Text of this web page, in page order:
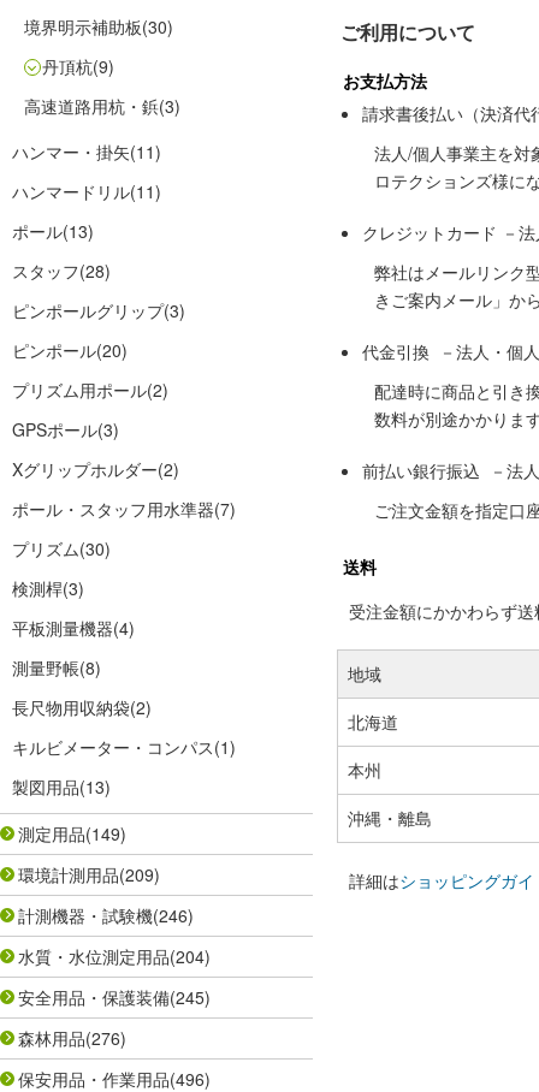
境界明示補助板(30)
丹頂杭(9)
高速道路用杭・鋲(3)
ハンマー・掛矢(11)
ハンマードリル(11)
ポール(13)
スタッフ(28)
ピンポールグリップ(3)
ピンポール(20)
プリズム用ポール(2)
GPSポール(3)
Xグリップホルダー(2)
ポール・スタッフ用水準器(7)
プリズム(30)
検測桿(3)
平板測量機器(4)
測量野帳(8)
長尺物用収納袋(2)
キルビメーター・コンパス(1)
製図用品(13)
測定用品(149)
環境計測用品(209)
計測機器・試験機(246)
水質・水位測定用品(204)
安全用品・保護装備(245)
森林用品(276)
保安用品・作業用品(496)
ご利用について
お支払方法
請求書後払い（決済代
法人/個人事業主を対
ロテクションズ様に
クレジットカード －
弊社はメールリンク
きご案内メール」か
代金引換 －法人・個
配達時に商品と引き
数料が別途かかりま
前払い銀行振込 －法
ご注文金額を指定口
送料
受注金額にかかわらず
地域
北海道
本州
沖縄・離島
詳細はショッピングガイ